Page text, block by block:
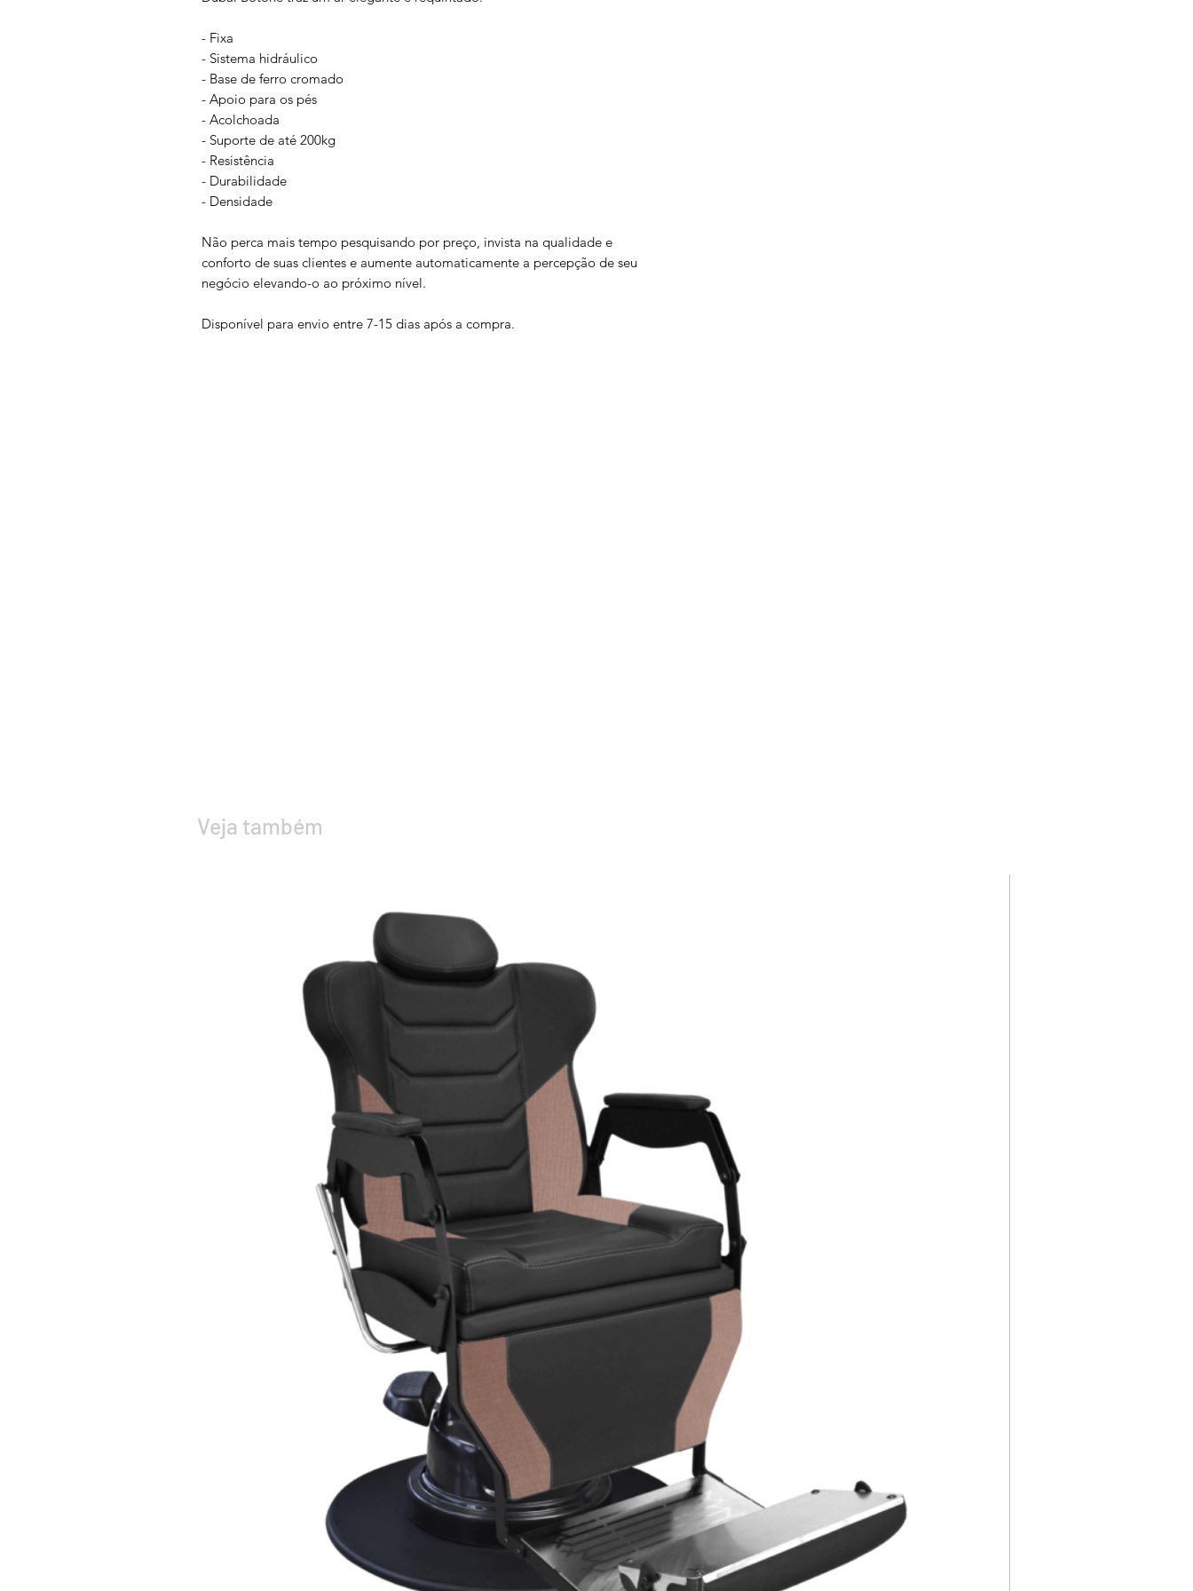
- Fixa
- Sistema hidráulico
- Base de ferro cromado
- Apoio para os pés
- Acolchoada
- Suporte de até 200kg
- Resistência
- Durabilidade
- Densidade
Não perca mais tempo pesquisando por preço, invista na qualidade e
conforto de suas clientes e aumente automaticamente a percepção de seu
negócio elevando-o ao próximo nível.
Disponível para envio entre 7-15 dias após a compra.
Veja também